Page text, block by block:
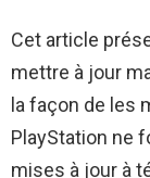
Cet article
mettre à jour
la façon de les
PlayStation ne
mises à jour à